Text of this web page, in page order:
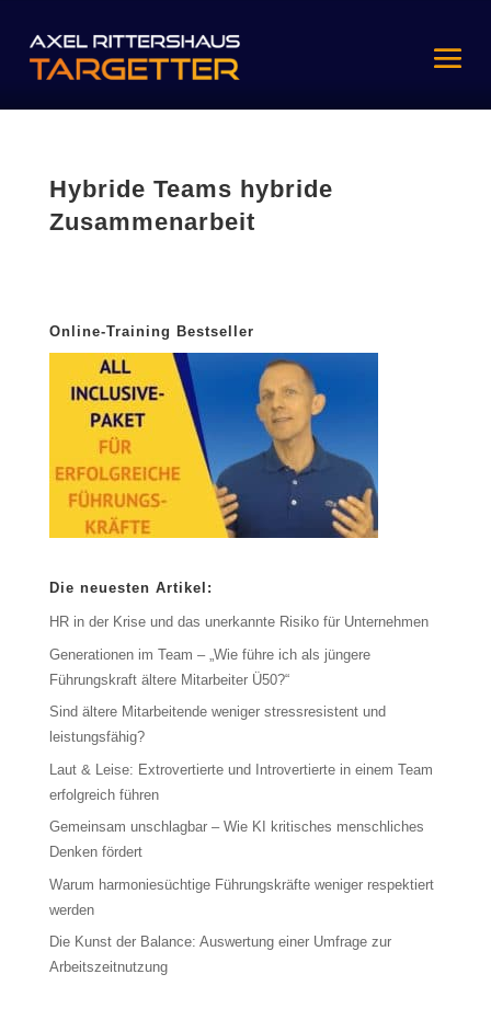
Hybride Teams hybride
Zusammenarbeit
Online-Training Bestseller
Die neuesten Artikel:
HR in der Krise und das unerkannte Risiko für Unternehmen
Generationen im Team – „Wie führe ich als jüngere
Führungskraft ältere Mitarbeiter Ü50?“
Sind ältere Mitarbeitende weniger stressresistent und
leistungsfähig?
Laut & Leise: Extrovertierte und Introvertierte in einem Team
erfolgreich führen
Gemeinsam unschlagbar – Wie KI kritisches menschliches
Denken fördert
Warum harmoniesüchtige Führungskräfte weniger respektiert
werden
Die Kunst der Balance: Auswertung einer Umfrage zur
Arbeitszeitnutzung